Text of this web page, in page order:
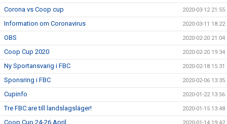
Corona vs Coop cup 2020-03-12 21:55
Information om Coronavirus 2020-03-11 18:22
OBS 2020-02-20 21:04
Coop Cup 2020 2020-02-20 19:34
Ny Sportansvarig i FBC 2020-02-18 15:31
Sponsring i FBC 2020-02-06 13:35
Cupinfo 2020-01-22 13:56
Tre FBC:are till landslagsläger! 2020-01-15 13:48
Coop Cup 24-26 April